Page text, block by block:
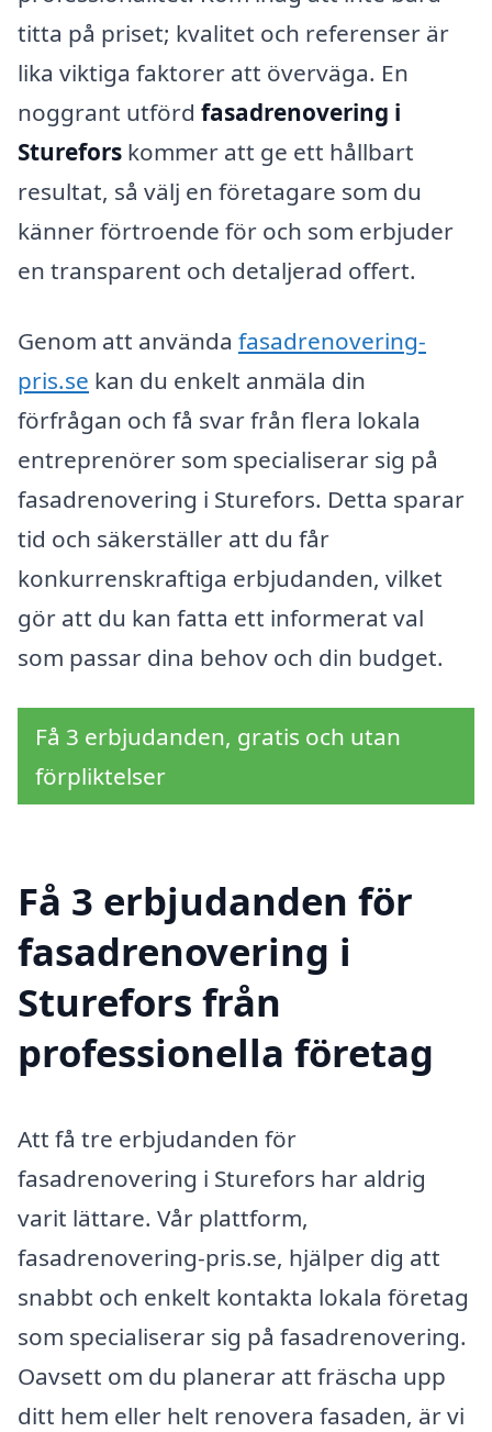
titta på priset; kvalitet och referenser är
lika viktiga faktorer att överväga. En
noggrant utförd fasadrenovering i
Sturefors kommer att ge ett hållbart
resultat, så välj en företagare som du
känner förtroende för och som erbjuder
en transparent och detaljerad offert.
Genom att använda fasadrenovering-
pris.se kan du enkelt anmäla din
förfrågan och få svar från flera lokala
entreprenörer som specialiserar sig på
fasadrenovering i Sturefors. Detta sparar
tid och säkerställer att du får
konkurrenskraftiga erbjudanden, vilket
gör att du kan fatta ett informerat val
som passar dina behov och din budget.
Få 3 erbjudanden, gratis och utan
förpliktelser
Få 3 erbjudanden för
fasadrenovering i
Sturefors från
professionella företag
Att få tre erbjudanden för
fasadrenovering i Sturefors har aldrig
varit lättare. Vår plattform,
fasadrenovering-pris.se, hjälper dig att
snabbt och enkelt kontakta lokala företag
som specialiserar sig på fasadrenovering.
Oavsett om du planerar att fräscha upp
ditt hem eller helt renovera fasaden, är vi